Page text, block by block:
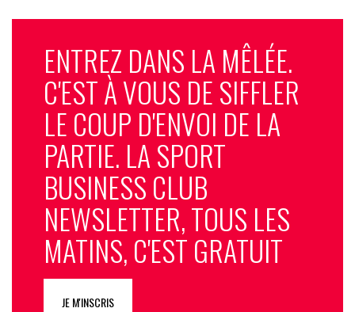
ENTREZ DANS LA MÊLÉE.
C'EST À VOUS DE SIFFLER
LE COUP D'ENVOI DE LA
PARTIE. LA SPORT
BUSINESS CLUB
NEWSLETTER, TOUS LES
MATINS, C'EST GRATUIT
JE M'INSCRIS